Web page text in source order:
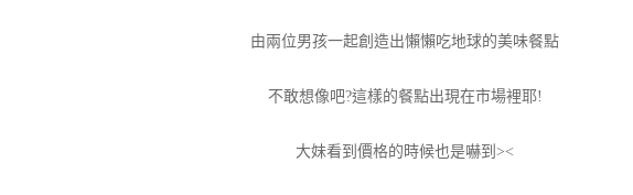
由兩位男孩一起創造出懶懶吃地球的美味餐點
不敢想像吧?這樣的餐點出現在市場裡耶!
大妹看到價格的時候也是嚇到><